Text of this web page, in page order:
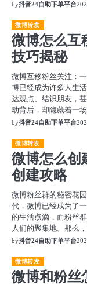
by抖音24自助下单平台
微博转发
微博怎么互
技巧揭秘
微博互移粉丝关注：
博已经成为许多人生
达观点、结识朋友，
动背后，却隐藏着一
by抖音24自助下单平台
微博转发
微博怎么创
创建攻略
微博粉丝群的秘密花
代，微博已经成为了
的生活点滴，而粉丝
人们的聚集地。那么
by抖音24自助下单平台
微博转发
微博和粉丝